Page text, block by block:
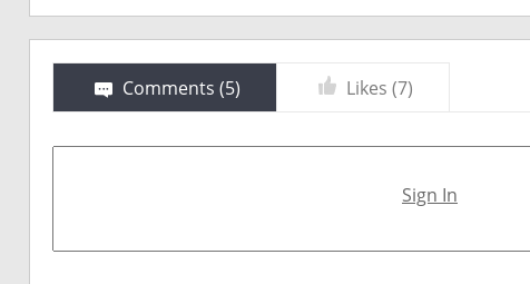
Comments (5) Likes (7)
Sign In